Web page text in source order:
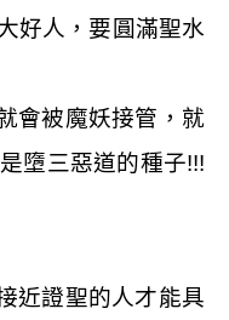
好人，要圓滿聖水
會被魔妖接管，就
墮三惡道的種子!!!
近證聖的人才能具